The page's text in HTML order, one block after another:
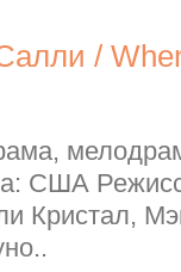
/
США
Кристал,